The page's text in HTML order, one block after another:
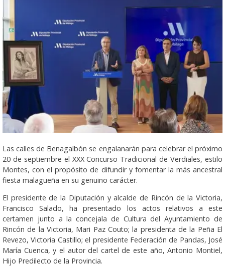
Las calles de Benagalbón se engalanarán para celebrar el próximo
20 de septiembre el XXX Concurso Tradicional de Verdiales, estilo
Montes, con el propósito de difundir y fomentar la más ancestral
fiesta malagueña en su genuino carácter.
El presidente de la Diputación y alcalde de Rincón de la Victoria,
Francisco Salado, ha presentado los actos relativos a este
certamen junto a la concejala de Cultura del Ayuntamiento de
Rincón de la Victoria, Mari Paz Couto; la presidenta de la Peña El
Revezo, Victoria Castillo; el presidente Federación de Pandas, José
María Cuenca, y el autor del cartel de este año, Antonio Montiel,
Hijo Predilecto de la Provincia.